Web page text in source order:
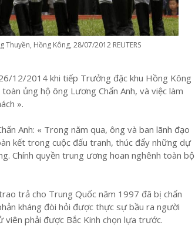
Hồng Kông, 28/07/2012 REUTERS
12/2014 khi tiếp Trưởng đặc khu Hồng Kông
ủng hộ ông Lương Chấn Anh, và việc làm
».
Anh: « Trong năm qua, ông và ban lãnh đạo
kết trong cuộc đấu tranh, thúc đẩy những dự
Chính quyền trung ương hoan nghênh toàn bộ
trả cho Trung Quốc năm 1997 đã bị chấn
kháng đòi hỏi được thực sự bầu ra người
viên phải được Bắc Kinh chọn lựa trước.